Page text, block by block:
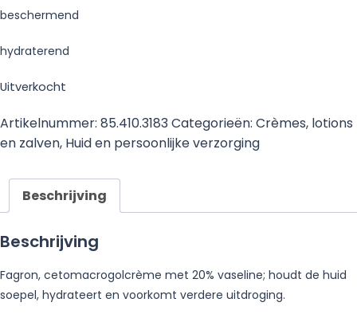
beschermend
hydraterend
Uitverkocht
Artikelnummer: 85.410.3183Categorieën: Crèmes, lotions
en zalven, Huid en persoonlijke verzorging
Beschrijving
Beschrijving
Fagron, cetomacrogolcrème met 20% vaseline; houdt de huid
soepel, hydrateert en voorkomt verdere uitdroging.